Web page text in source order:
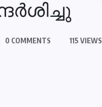
0 COMMENTS 115 VIEWS